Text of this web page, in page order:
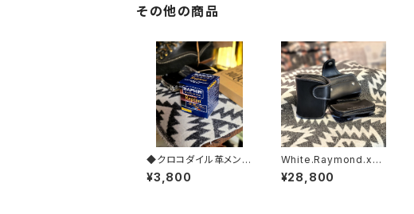
その他の商品
◆クロコダイル革メンテ
ナンス【レプタイルクリ
ーム】◆
¥3,800
White.Raymond.xxx
// JACK.RIDE.SSW
¥28,800